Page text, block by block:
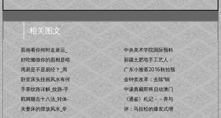
相关图文
面相看你何时走衰运_
好吃懒做你的面相是啃
周易是不是易经？_周
卧室床头挂画风水有何
手掌纹路详解_纹路-手
戳脚腿击十八法_转体-
夫妻床的摆放风水_辛
中央美术学院国际预科
新疆土肥皂手工艺人：
广东小雅斋2016秋拍预
金钟奖改革：去除“铜
中濠典藏即将启动澳门
《通鉴》札记－－养与
评：马拉松的爆发式增